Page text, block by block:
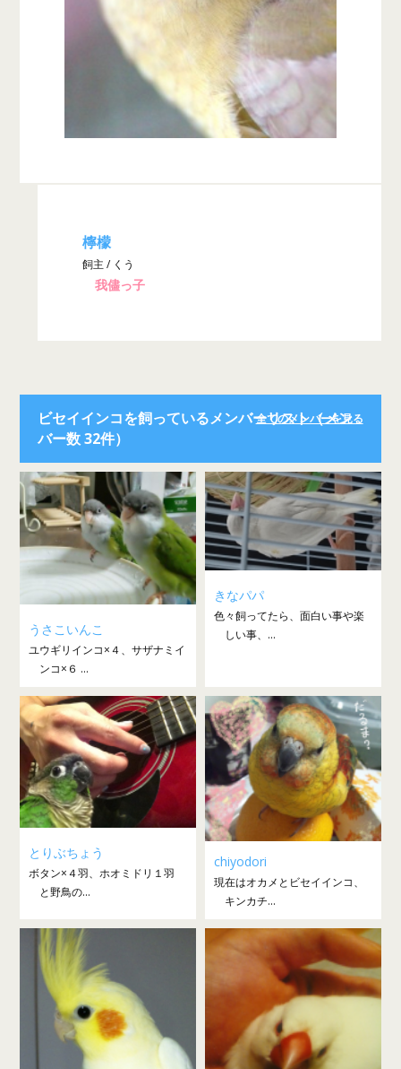
檸檬
飼主 / くう
我儘っ子
ビセイインコを飼っているメンバーリスト（メン
バー数 32件）
全てのメンバーを見る
うさこいんこ
ユウギリインコ×４、サザナミイ
ンコ×６ ...
きなパパ
色々飼ってたら、面白い事や楽
しい事、...
とりぶちょう
ボタン×４羽、ホオミドリ１羽
と野鳥の...
chiyodori
現在はオカメとビセイインコ、
キンカチ...